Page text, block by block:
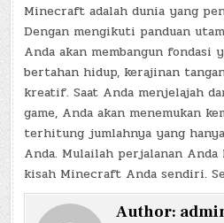
Minecraft adalah dunia yang
Dengan mengikuti panduan
Anda akan membangun fondasi
bertahan hidup, kerajinan
kreatif. Saat Anda menjelajah
game, Anda akan menemukan
terhitung jumlahnya yang
Anda. Mulailah perjalanan
kisah Minecraft Anda sendiri.
Author: